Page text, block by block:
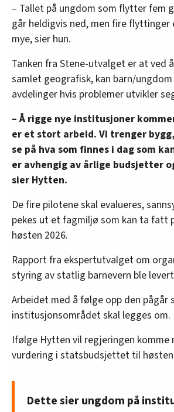
– Tallet på ungdom som flytter fem
går heldigvis ned, men fire
mye, sier hun.
Tanken fra Stene-utvalget er at ved
samlet geografisk, kan barn/
avdelinger hvis problemer utvikler
– Å rigge nye institusjoner
er et stort arbeid. Vi trenger
se på hva som finnes i dag som
er avhengig av årlige budsjetter
sier Hytten.
De fire pilotene skal evalueres,
pekes ut et fagmiljø som kan ta fatt
høsten 2026.
Rapport fra ekspertutvalget om
styring av statlig barnevern ble
Arbeidet med å følge opp den pågår
institusjonsområdet skal legges om.
Ifølge Hytten vil regjeringen komme
vurdering i statsbudsjettet til
Dette sier ungdom på